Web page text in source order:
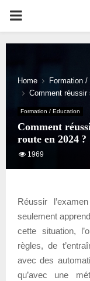
PRIMARY
MENU
Home
Formation
Comment réussir
Formation / Education
Comment
route en 2024 ?
1969
Réussir
seulement
cette situation,
règles, de
avec des
qu’avec une